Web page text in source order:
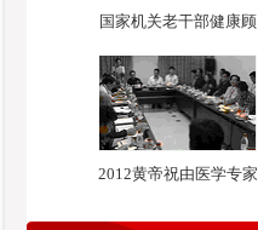
国家机关老干部健康顾
2012黄帝祝由医学专家